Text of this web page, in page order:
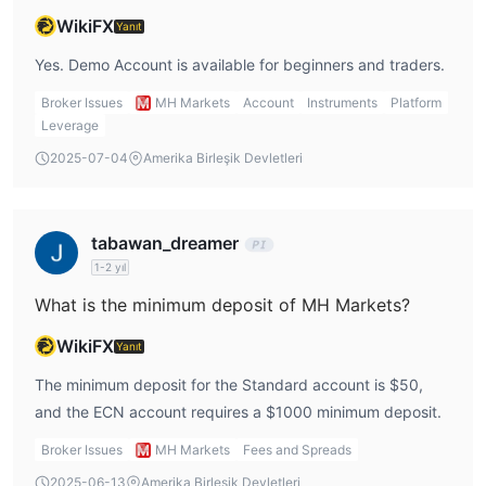
Markets broker düzenlemesi
düzenlemesinin kapsamını aştığını ortaya koyuyor. Bu, broker'ın
SCA tarafından yasal olarak izin verilenin ötesinde finansal
faaliyetlerde bulunuyor olabileceğini gösteriyor ve bu da
yatırımcılar için potansiyel riskler oluşturabilir.
MH Markets Üzerinde Neler Ticaret Yapabilirim?
Bir a hariç
demo hesabıGerçek işlem yapmadan önce kendinizi
alıştırmak için, aracı kurum farklı müşteri gruplarının ihtiyaçlarına
uygun olarak farklı işlem koşulları sunan 3 kademeli accounts
Kaldıraç
Aracı sunarken1000 kata kadar kaldıraç, yatırımcılar büyük
ve deneyim seviyelerine en uygun ürünü seçmelidir.
WikiFXYanıt
Yes. Demo Account is available for beginners and traders.
Broker Issues MH Markets Account Instruments
Platform
Leverage
2025-07-04
Amerika Birleşik Devletleri
tabawan_dreamer
1-2 yıl
What is the minimum deposit of MH Markets?
WikiFXYanıt
The minimum deposit for the Standard account is $50,
and the ECN account requires a $1000 minimum deposit.
Broker Issues MH Markets
Fees and Spreads
2025-06-13
Amerika Birleşik Devletleri